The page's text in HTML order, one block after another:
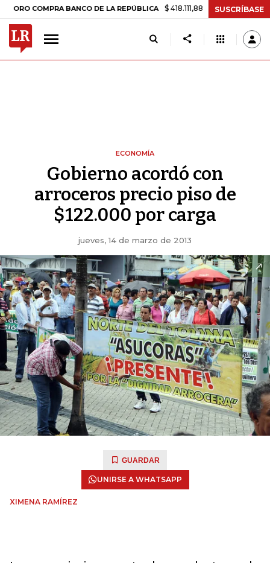
BANCO DE LA REPÚBLICA $ 418.111,88 +$ 9.612,91 +2,35%
SUSCRÍBASE
ECONOMÍA
Gobierno acordó con
arroceros precio piso de
$122.000 por carga
jueves, 14 de marzo de 2013
GUARDAR
UNIRSE A WHATSAPP
XIMENA RAMÍREZ